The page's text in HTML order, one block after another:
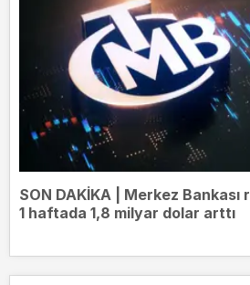
SON DAKİKA | Merkez Bankası
1 haftada 1,8 milyar dolar arttı